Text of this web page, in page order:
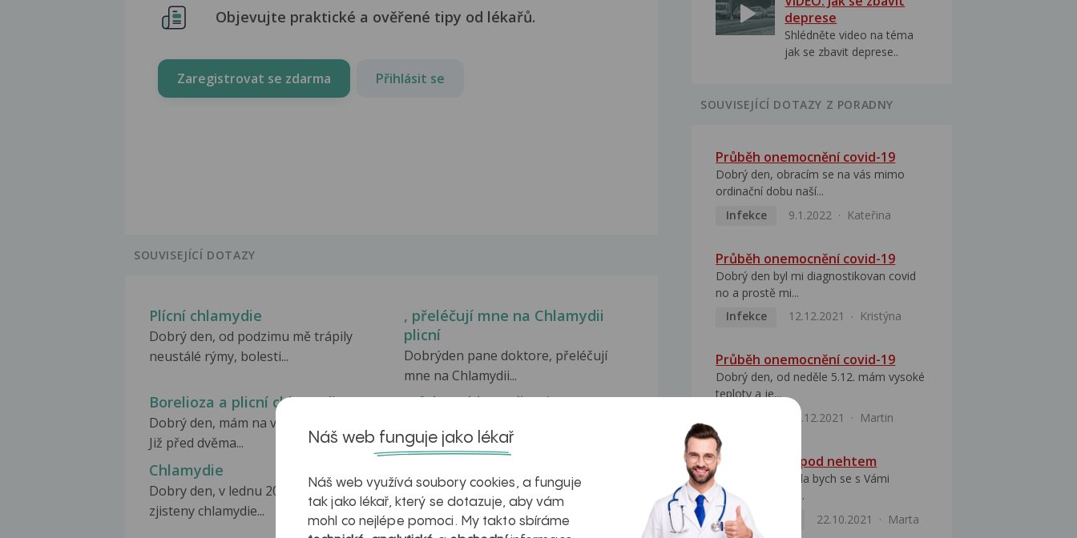
Objevujte praktické a ověřené tipy od lékařů.
Zaregistrovat se zdarma Přihlásit se
SOUVISEJÍCÍ DOTAZY
Plícní chlamydie
Dobrý den, od podzimu mě trápily
neustálé rýmy, bolesti...
, přeléčují mne na Chlamydii
plicní
Dobrýden pane doktore, přeléčují
mne na Chlamydii...
Borelioza a plicní chlamydie
Dobrý den, mám na vás takový dotaz.
Již před dvěma...
Infekce chlamydiemi
hodnoty mého vyšetření...
Chlamydie
Dobry den, v lednu 2016 mi byly
zjisteny chlamydie...
Dobrý den. Od listopadu min.roku se
neustále léčím...
deprese
Shlédněte video na téma
jak se zbavit deprese..
SOUVISEJÍCÍ DOTAZY Z PORADNY
Průběh onemocnění covid-19
Dobrý den, obracím se na vás mimo
ordinační dobu naší...
Infekce
9.1.2022 Kateřina
Průběh onemocnění covid-19
Dobrý den byl mi diagnostikovan covid
no a prostě mi...
Infekce
12.12.2021 Kristýna
Průběh onemocnění covid-19
Dobrý den, od neděle 5.12. mám vysoké
teploty a je...
12.12.2021 Martin
Tmavší čárky pod nehtem
Dobrý den, Chtěla bych se s Vámi
poradit ohledně...
Kožní obtíže
22.10.2021 Marta
Náš web funguje jako lékař
Náš web využívá soubory cookies, a funguje
tak jako lékař, který se dotazuje, aby vám
mohl co nejlépe pomoci. My takto sbíráme